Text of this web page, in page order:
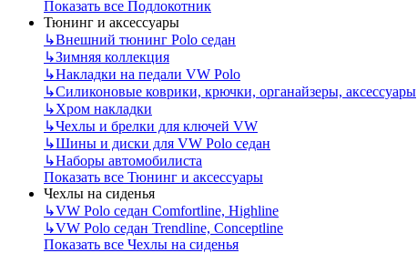
Показать все Подлокотник
Тюнинг и аксессуары
↳Внешний тюнинг Polo седан
↳Зимняя коллекция
↳Накладки на педали VW Polo
↳Силиконовые коврики, крючки, органайзеры, аксессуары
↳Хром накладки
↳Чехлы и брелки для ключей VW
↳Шины и диски для VW Polo седан
↳Наборы автомобилиста
Показать все Тюнинг и аксессуары
Чехлы на сиденья
↳VW Polo седан Comfortline, Highline
↳VW Polo седан Trendline, Conceptline
Показать все Чехлы на сиденья